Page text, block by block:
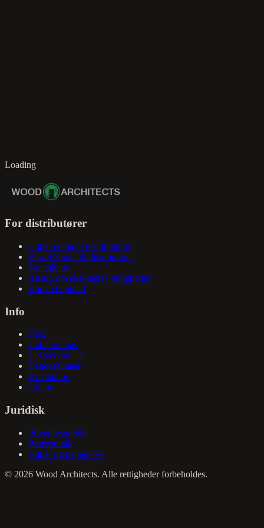
Loading
For distributører
Cube Sauna til distributører
Barrel Sauna til distributører
Kontakt os
Ansøg om eksklusive rettigheder
Book et opkald
Info
Blog
Cube Saunas
Luksussaunaer
Tøndesaunaer
Kontakt os
Om os
Juridisk
Privatlivspolitik
Returpolitik
Vilkår og betingelser
© 2026 Wood Architects. Alle rettigheder forbeholdes.